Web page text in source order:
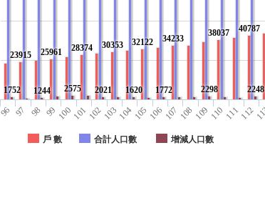
23915 25961 28374 30353 32122 34233
38037 40787
1752 1244 2575 2021 1620 1772 2298 2248
戶 數 合計人口數 增減人口數
96 97 98 99 100 101 102 103 104 105 106 107 108 109 110 111112